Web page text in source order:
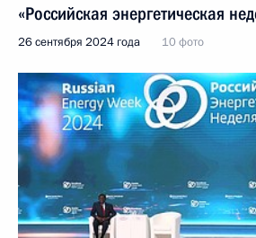
«Российская энергетическая
26 сентября 2024 года 10 фото